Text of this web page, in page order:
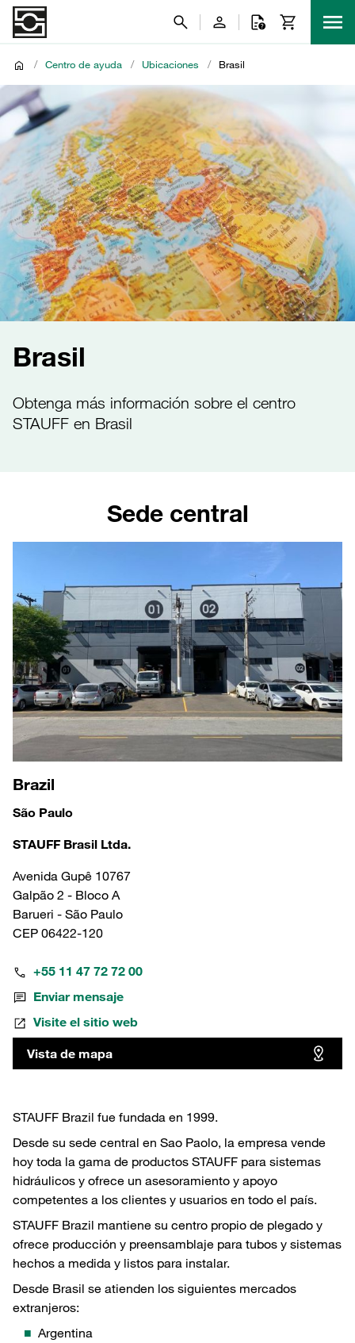
/ Centro de ayuda / Ubicaciones / Brasil
Brasil
Obtenga más información sobre el centro
STAUFF en Brasil
Sede central
Brazil
São Paulo
STAUFF Brasil Ltda.
Avenida Gupê 10767
Galpão 2 - Bloco A
Barueri - São Paulo
CEP 06422-120
+55 11 47 72 72 00
Enviar mensaje
Visite el sitio web
Vista de mapa
STAUFF Brazil fue fundada en 1999.
Desde su sede central en Sao Paolo, la empresa vende
hoy toda la gama de productos STAUFF para sistemas
hidráulicos y ofrece un asesoramiento y apoyo
competentes a los clientes y usuarios en todo el país.
STAUFF Brazil mantiene su centro propio de plegado y
ofrece producción y preensamblaje para tubos y sistemas
hechos a medida y listos para instalar.
Desde Brasil se atienden los siguientes mercados
extranjeros:
Argentina